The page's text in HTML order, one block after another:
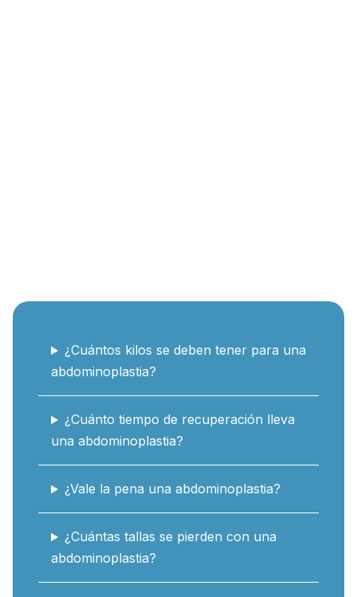
¿Cuántos kilos se deben tener para una
abdominoplastia?
¿Cuánto tiempo de recuperación lleva
una abdominoplastia?
¿Vale la pena una abdominoplastia?
¿Cuántas tallas se pierden con una
abdominoplastia?